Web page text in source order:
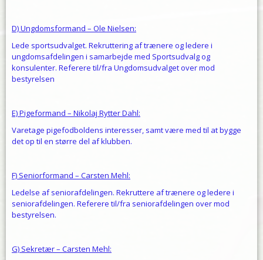
D) Ungdomsformand – Ole Nielsen:
Lede sportsudvalget. Rekruttering af trænere og ledere i
ungdomsafdelingen i samarbejde med Sportsudvalg og
konsulenter. Referere til/fra Ungdomsudvalget over mod
bestyrelsen
E) Pigeformand – Nikolaj Rytter Dahl:
Varetage pigefodboldens interesser, samt være med til at bygge
det op til en større del af klubben.
F) Seniorformand – Carsten Mehl:
Ledelse af seniorafdelingen. Rekruttere af trænere og ledere i
seniorafdelingen. Referere til/fra seniorafdelingen over mod
bestyrelsen.
G) Sekretær – Carsten Mehl: